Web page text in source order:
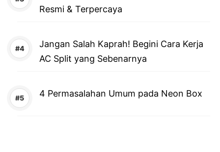
Resmi & Terpercaya
Jangan Salah Kaprah! Begini Cara Kerja
AC Split yang Sebenarnya
4 Permasalahan Umum pada Neon Box